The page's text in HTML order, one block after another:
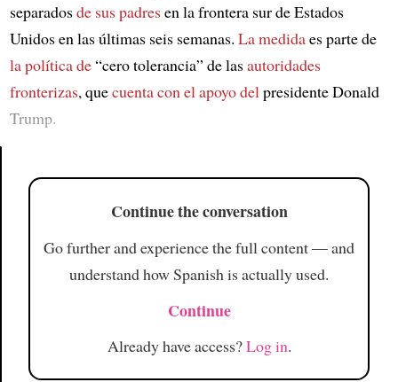
separadosde sus padresen la frontera sur de Estados
Unidos en las últimas seis semanas. La medidaes parte de
la política de“cero tolerancia” de lasautoridades
fronterizas, quecuenta con el apoyo delpresidente Donald
Trump.
Continue the conversation
Go further and experience the full content — and
understand how Spanish is actually used.
Continue
Already have access?Log in.